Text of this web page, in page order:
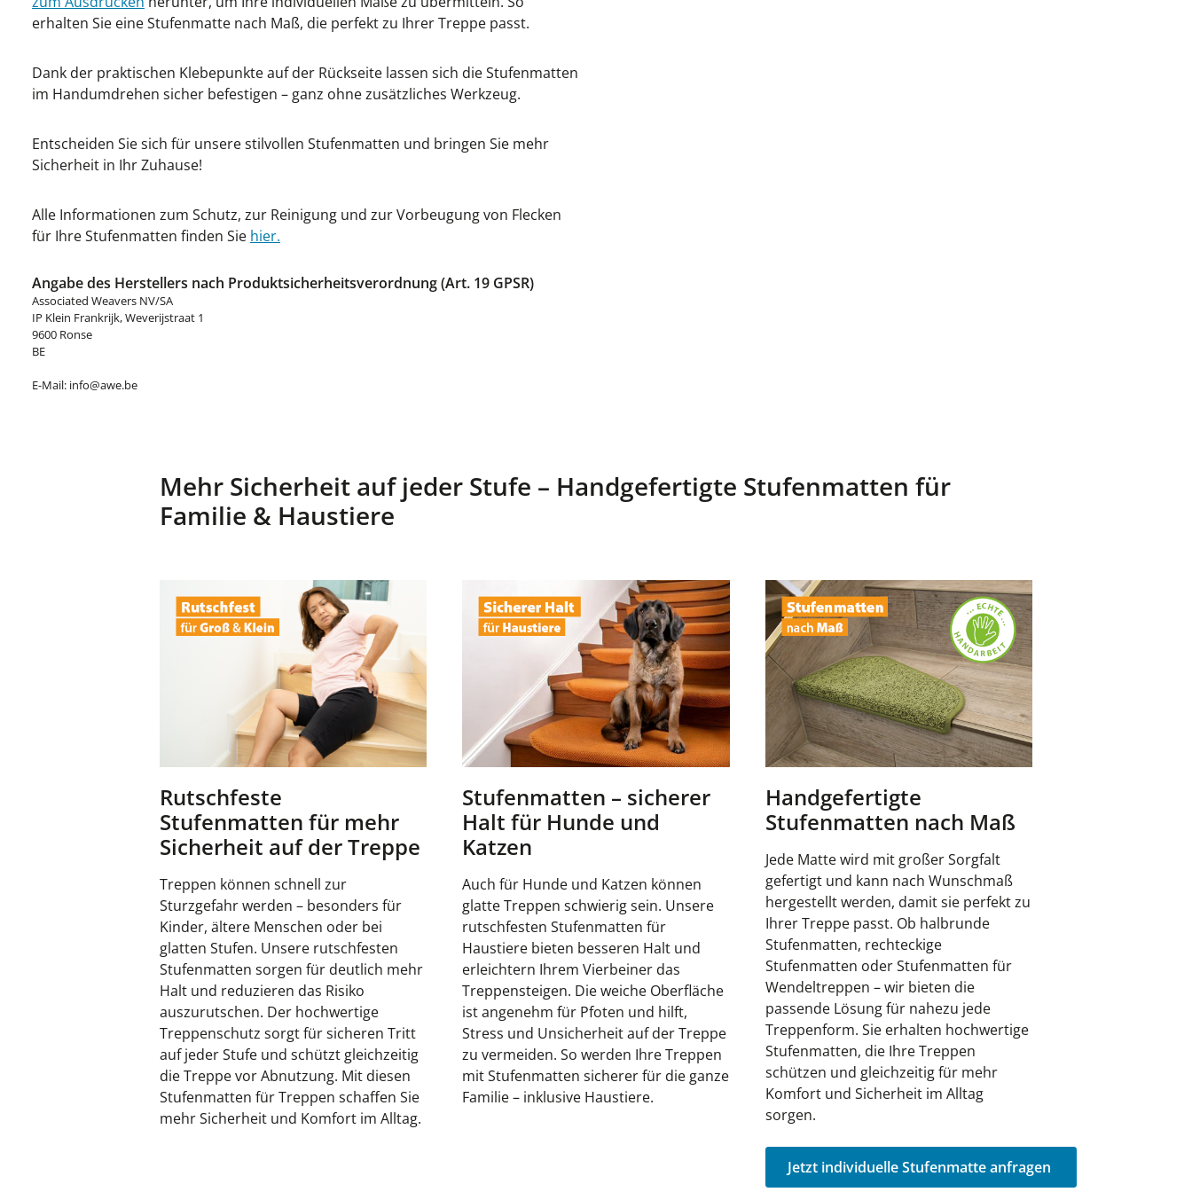
erhalten Sie eine Stufenmatte nach Maß, die perfekt zu Ihrer Treppe passt.
Dank der praktischen Klebepunkte auf der Rückseite lassen sich die Stufenmatten
im Handumdrehen sicher befestigen – ganz ohne zusätzliches Werkzeug.
Entscheiden Sie sich für unsere stilvollen Stufenmatten und bringen Sie mehr
Sicherheit in Ihr Zuhause!
Alle Informationen zum Schutz, zur Reinigung und zur Vorbeugung von Flecken
für Ihre Stufenmatten finden Sie hier.
Angabe des Herstellers nach Produktsicherheitsverordnung (Art. 19 GPSR)
Associated Weavers NV/SA
IP Klein Frankrijk, Weverijstraat 1
9600 Ronse
BE
E-Mail: info@awe.be
Mehr Sicherheit auf jeder Stufe – Handgefertigte Stufenmatten für
Familie & Haustiere
Rutschfeste
Stufenmatten für mehr
Sicherheit auf der Treppe
Treppen können schnell zur
Sturzgefahr werden – besonders für
Kinder, ältere Menschen oder bei
glatten Stufen. Unsere rutschfesten
Stufenmatten sorgen für deutlich mehr
Halt und reduzieren das Risiko
auszurutschen. Der hochwertige
Treppenschutz sorgt für sicheren Tritt
auf jeder Stufe und schützt gleichzeitig
die Treppe vor Abnutzung. Mit diesen
Stufenmatten für Treppen schaffen Sie
mehr Sicherheit und Komfort im Alltag.
Stufenmatten – sicherer
Halt für Hunde und
Katzen
Auch für Hunde und Katzen können
glatte Treppen schwierig sein. Unsere
rutschfesten Stufenmatten für
Haustiere bieten besseren Halt und
erleichtern Ihrem Vierbeiner das
Treppensteigen. Die weiche Oberfläche
ist angenehm für Pfoten und hilft,
Stress und Unsicherheit auf der Treppe
zu vermeiden. So werden Ihre Treppen
mit Stufenmatten sicherer für die ganze
Familie – inklusive Haustiere.
Handgefertigte
Stufenmatten nach Maß
Jede Matte wird mit großer Sorgfalt
gefertigt und kann nach Wunschmaß
hergestellt werden, damit sie perfekt zu
Ihrer Treppe passt. Ob halbrunde
Stufenmatten, rechteckige
Stufenmatten oder Stufenmatten für
Wendeltreppen – wir bieten die
passende Lösung für nahezu jede
Treppenform. Sie erhalten hochwertige
Stufenmatten, die Ihre Treppen
schützen und gleichzeitig für mehr
Komfort und Sicherheit im Alltag
sorgen.
Jetzt individuelle Stufenmatte anfragen